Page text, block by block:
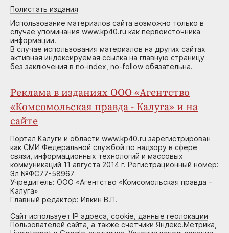
Полистать издания
Использование материалов сайта возможно только в
случае упоминания www.kp40.ru как первоисточника
информации.
В случае использования материалов на других сайтах
активная индексируемая ссылка на главную страницу
без заключения в no-index, no-follow обязательна.
Реклама в изданиях ООО «Агентство
«Комсомольская правда - Калуга» и на
сайте
Портал Калуги и области www.kp40.ru зарегистрирован
как СМИ Федеральной службой по надзору в сфере
связи, информационных технологий и массовых
коммуникаций 11 августа 2014 г. Регистрационный номер:
Эл №ФС77-58967
Учредитель: ООО «Агентство «Комсомольская правда –
Калуга»
Главный редактор: Ивкин В.П.
Сайт использует IP адреса, cookie, данные геолокации
Пользователей сайта, а также счетчики Яндекс.Метрика,